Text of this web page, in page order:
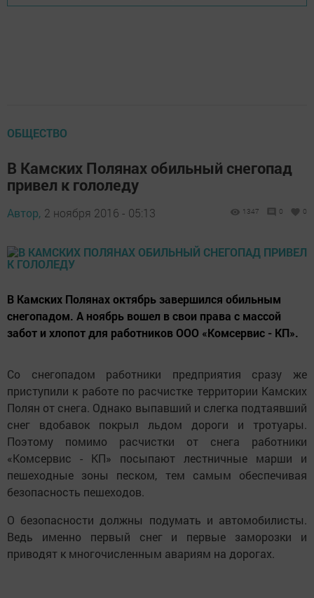
ОБЩЕСТВО
В Камских Полянах обильный снегопад
привел к гололеду
Автор, 2 ноября 2016 - 05:13 1347 0 0
В Камских Полянах октябрь завершился обильным
снегопадом. А ноябрь вошел в свои права с массой
забот и хлопот для работников ООО «Комсервис - КП».
Со снегопадом работники предприятия сразу же
приступили к работе по расчистке территории Камских
Полян от снега. Однако выпавший и слегка подтаявший
снег вдобавок покрыл льдом дороги и тротуары.
Поэтому помимо расчистки от снега работники
«Комсервис - КП» посыпают лестничные марши и
пешеходные зоны песком, тем самым обеспечивая
безопасность пешеходов.
О безопасности должны подумать и автомобилисты.
Ведь именно первый снег и первые заморозки и
приводят к многочисленным авариям на дорогах.